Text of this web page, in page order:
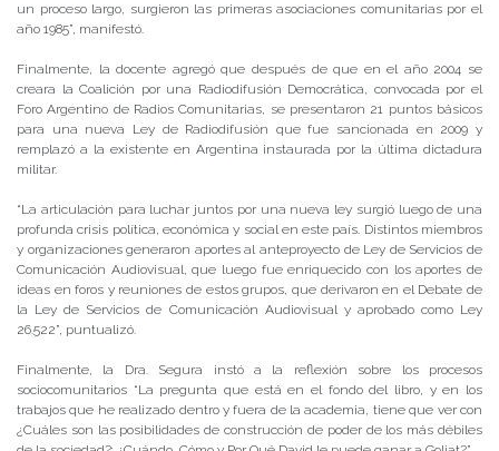
un proceso largo, surgieron las primeras asociaciones comunitarias por el
año 1985”, manifestó.
Finalmente, la docente agregó que después de que en el año 2004 se
creara la Coalición por una Radiodifusión Democrática, convocada por el
Foro Argentino de Radios Comunitarias, se presentaron 21 puntos básicos
para una nueva Ley de Radiodifusión que fue sancionada en 2009 y
remplazó a la existente en Argentina instaurada por la última dictadura
militar.
“La articulación para luchar juntos por una nueva ley surgió luego de una
profunda crisis política, económica y social en este país. Distintos miembros
y organizaciones generaron aportes al anteproyecto de Ley de Servicios de
Comunicación Audiovisual, que luego fue enriquecido con los aportes de
ideas en foros y reuniones de estos grupos, que derivaron en el Debate de
la Ley de Servicios de Comunicación Audiovisual y aprobado como Ley
26.522”, puntualizó.
Finalmente, la Dra. Segura instó a la reflexión sobre los procesos
sociocomunitarios “La pregunta que está en el fondo del libro, y en los
trabajos que he realizado dentro y fuera de la academia, tiene que ver con
¿Cuáles son las posibilidades de construcción de poder de los más débiles